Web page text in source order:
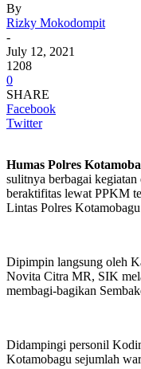
By
Rizky Mokodompit
-
July 12, 2021
1208
0
SHARE
Facebook
Twitter
Humas Polres
sulitnya berbagai kegiatan
beraktifitas lewat PPKM
Lintas Polres
Dipimpin langsung oleh
Novita Citra MR, SIK
membagi-bagikan
Didampingi personil
Kotamobagu sejumlah